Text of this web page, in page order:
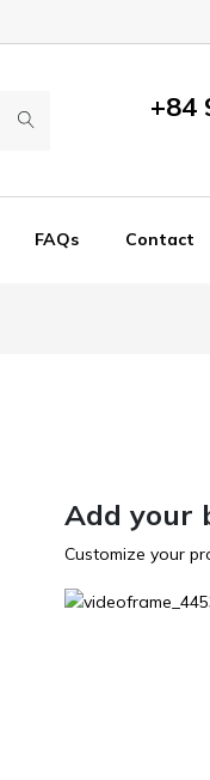
+84
FAQs Contact
Add your
Customize your